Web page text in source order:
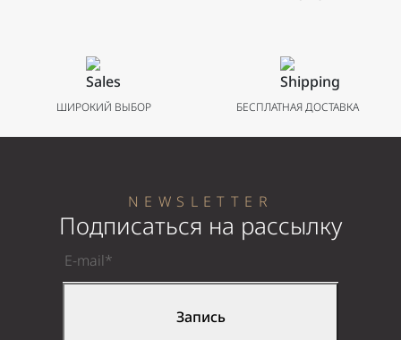
ШИРОКИЙ ВЫБОР БЕСПЛАТНАЯ ДОСТАВКА
NEWSLETTER
Подписаться на рассылку